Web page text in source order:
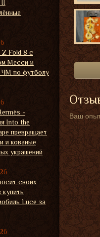
Ваш опыт
II
Z Fold 8 с
Месси и
ЧМ по футболу
-
Into the
превращает
и кованые
украшений
своих
купить
Luce за